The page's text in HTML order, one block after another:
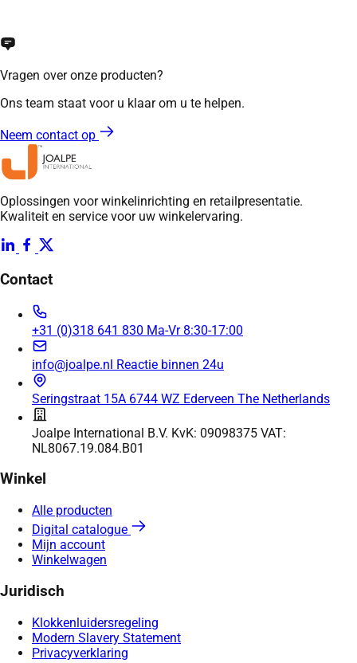
Vragen over onze producten?
Ons team staat voor u klaar om u te helpen.
Neem contact op
Oplossingen voor winkelinrichting en retailpresentatie.
Kwaliteit en service voor uw winkelervaring.
Contact
+31 (0)318 641 830 Ma-Vr 8:30-17:00
info@joalpe.nl Reactie binnen 24u
Seringstraat 15A 6744 WZ Ederveen The Netherlands
Joalpe International B.V. KvK: 09098375 VAT:
NL8067.19.084.B01
Winkel
Alle producten
Digital catalogue
Mijn account
Winkelwagen
Juridisch
Klokkenluidersregeling
Modern Slavery Statement
Privacyverklaring